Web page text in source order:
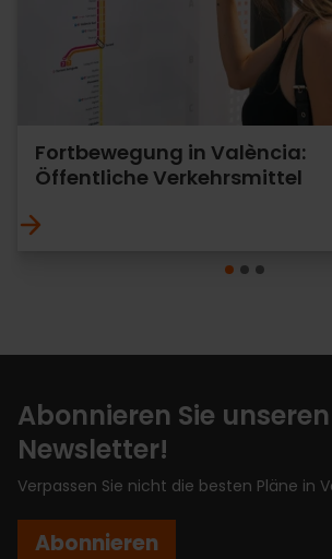
Fortbewegung in València:
Öffentliche Verkehrsmittel
Abonnieren Sie unseren
Newsletter!
Verpassen Sie nicht die besten Pläne in
Abonnieren